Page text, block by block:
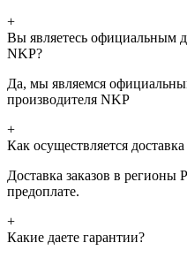
+
Вы являетесь официальным
NKP?
Да, мы являемся
производителя NKP
+
Как осуществляется
Доставка заказов в регионы
предоплате.
+
Какие даете гарантии?